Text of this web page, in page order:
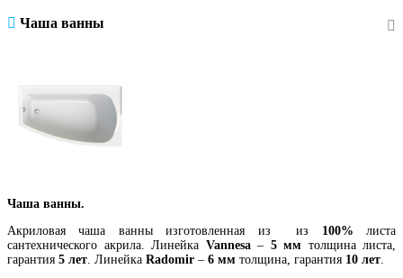
Чаша ванны
Чаша ванны.
Акриловая чаша ванны изготовленная из из 100% листа
сантехнического акрила. Линейка Vannesa – 5 мм толщина листа,
гарантия 5 лет . Линейка Radomir – 6 мм толщина, гарантия 10 лет